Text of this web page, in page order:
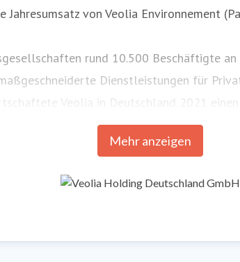
von Veolia Environnement
rund 10.500 Beschäftigte
Dienstleistungen für
Veolia in Deutschland 2021 einen
www.veolia.deoder folgen
Mehr anzeigen